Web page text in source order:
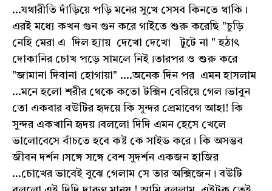
...যথারীতি দাঁড়িয়ে পড়ি মনের সুখে সেসব কিনতে থাকি।
এরই মধ্যে কখন গুন গুন করে গাইতে শুরু করেছি "চুড়ি
নেহি মেরা এ দিল হ‍্যায় দেখো দেখো টুটে না " হঠাৎ
দোকানির চোখ পড়ে সামলে নিই।তারপর ও শুরু করে
"জামানা দিবানা হোগায়া" ....অনেক দিন পর এমন হাসলাম
...মনে হলো শরীর থেকে কতো টক্সিন বেরিয়ে গেল।ভাবুন
তো একবার বউটির হৃদয়ে কি সুন্দর প্রেমাবেগ আহা! কি
সুন্দর একখানি হৃদয়।বললো দিদি এমন হেসে খেলে
ভালোবেসে বাঁচতে হবে কষ্ট কে সাইড করে। কি অসম্ভব
জীবন দর্শন।সঙ্গে সঙ্গে বেশ সুদর্শন একজন হাজির
...চোখের ভাবেই বুঝে গেলাম সে তার অক্সিজেন। বউটি